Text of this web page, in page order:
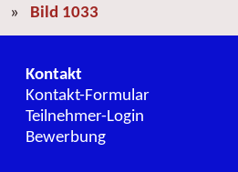
» Bild 1033
Kontakt
Kontakt-Formular
Teilnehmer-Login
Bewerbung